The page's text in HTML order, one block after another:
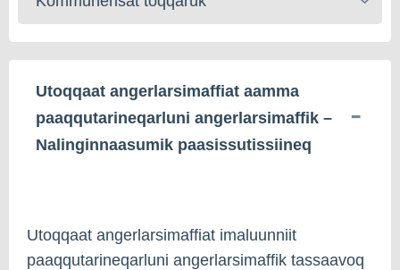
toqqaruk
Utoqqaat angerlarsimaffiat aamma
paaqqutarineqarluni angerlarsimaffik –
Nalinginnaasumik paasissutissiineq
Utoqqaat angerlarsimaffiat imaluunniit
paaqqutarineqarluni angerlarsimaffik tassaavoq